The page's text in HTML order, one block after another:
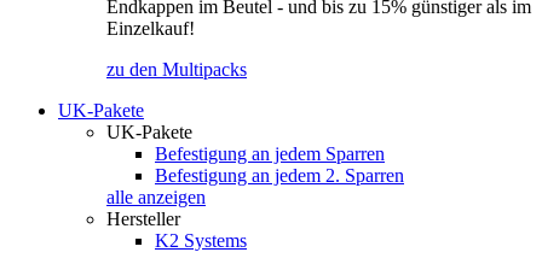
Endkappen im Beutel - und bis zu 15% günstiger als im
Einzelkauf!
zu den Multipacks
UK-Pakete
UK-Pakete
Befestigung an jedem Sparren
Befestigung an jedem 2. Sparren
alle anzeigen
Hersteller
K2 Systems